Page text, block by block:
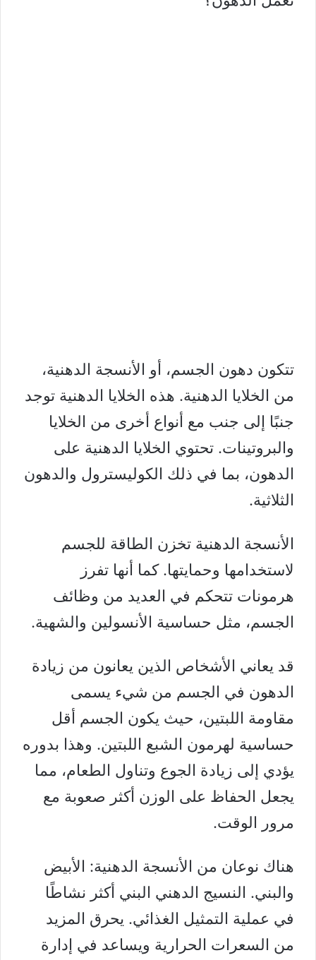
تتكون دهون الجسم، أو الأنسجة الدهنية،
من الخلايا الدهنية. هذه الخلايا الدهنية توجد
جنبًا إلى جنب مع أنواع أخرى من الخلايا
والبروتينات. تحتوي الخلايا الدهنية على
الدهون، بما في ذلك الكوليسترول والدهون
الثلاثية.
الأنسجة الدهنية تخزن الطاقة للجسم
لاستخدامها وحمايتها. كما أنها تفرز
هرمونات تتحكم في العديد من وظائف
الجسم، مثل حساسية الأنسولين والشهية.
قد يعاني الأشخاص الذين يعانون من زيادة
الدهون في الجسم من شيء يسمى
مقاومة اللبتين، حيث يكون الجسم أقل
حساسية لهرمون الشبع اللبتين. وهذا بدوره
يؤدي إلى زيادة الجوع وتناول الطعام، مما
يجعل الحفاظ على الوزن أكثر صعوبة مع
مرور الوقت.
هناك نوعان من الأنسجة الدهنية: الأبيض
والبني. النسيج الدهني البني أكثر نشاطًا
في عملية التمثيل الغذائي. يحرق المزيد
من السعرات الحرارية ويساعد في إدارة